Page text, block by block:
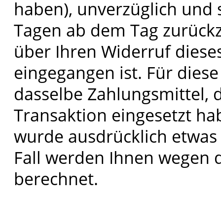
haben), unverzüglich
Tagen ab dem Tag
über Ihren Widerruf
eingegangen ist. Für
dasselbe Zahlungsmittel,
Transaktion eingesetzt
wurde ausdrücklich
Fall werden Ihnen wegen
berechnet.